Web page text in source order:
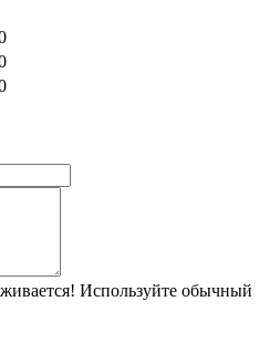
Используйте обычный